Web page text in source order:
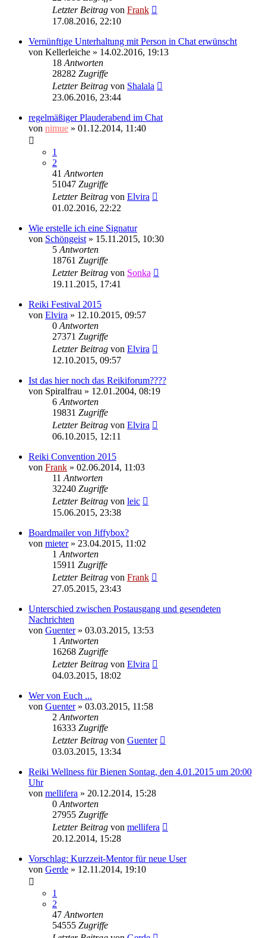
Letzter Beitrag von Frank
17.08.2016, 22:10
Vernünftige Unterhaltung mit Person in Chat erwünscht
von Kellerleiche » 14.02.2016, 19:13
18 Antworten
28282 Zugriffe
Letzter Beitrag von Shalala
23.06.2016, 23:44
regelmäßiger Plauderabend im Chat
von nimue » 01.12.2014, 11:40
1
2
41 Antworten
51047 Zugriffe
Letzter Beitrag von Elvira
01.02.2016, 22:22
Wie erstelle ich eine Signatur
von Schöngeist » 15.11.2015, 10:30
5 Antworten
18761 Zugriffe
Letzter Beitrag von Sonka
19.11.2015, 17:41
Reiki Festival 2015
von Elvira » 12.10.2015, 09:57
0 Antworten
27371 Zugriffe
Letzter Beitrag von Elvira
12.10.2015, 09:57
Ist das hier noch das Reikiforum????
von Spiralfrau » 12.01.2004, 08:19
6 Antworten
19831 Zugriffe
Letzter Beitrag von Elvira
06.10.2015, 12:11
Reiki Convention 2015
von Frank » 02.06.2014, 11:03
11 Antworten
32240 Zugriffe
Letzter Beitrag von leic
15.06.2015, 23:38
Boardmailer von Jiffybox?
von mieter» 23.04.2015, 11:02
1 Antworten
15911 Zugriffe
Letzter Beitrag von Frank
27.05.2015, 23:43
Unterschied zwischen Postausgang und gesendeten
Nachrichten
von Guenter» 03.03.2015, 13:53
1 Antworten
16268 Zugriffe
Letzter Beitrag von Elvira
04.03.2015, 18:02
Wer von Euch ...
von Guenter» 03.03.2015, 11:58
2 Antworten
16333 Zugriffe
Letzter Beitrag von Guenter
03.03.2015, 13:34
Reiki Wellness für Bienen Sontag, den 4.01.2015 um 20:00
Uhr
von mellifera » 20.12.2014, 15:28
0 Antworten
27955 Zugriffe
Letzter Beitrag von mellifera
20.12.2014, 15:28
Vorschlag: Kurzzeit-Mentor für neue User
von Gerde » 12.11.2014, 19:10
1
2
47 Antworten
54555 Zugriffe